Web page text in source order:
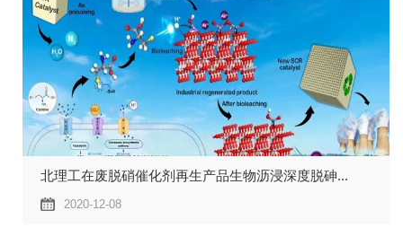
北理工在废脱硝催化剂再生产品生物沥浸深度脱砷...
2020-12-08